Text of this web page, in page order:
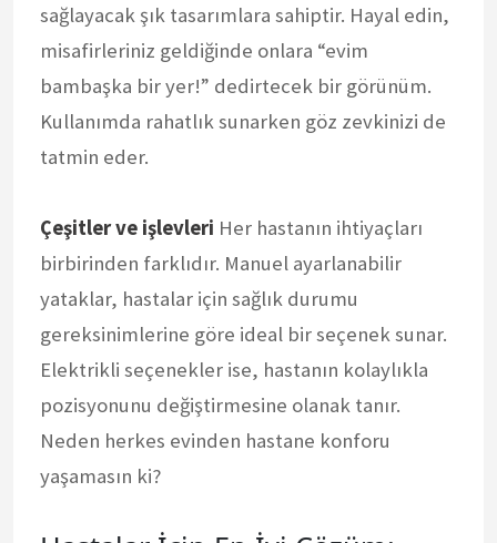
sağlayacak şık tasarımlara sahiptir. Hayal edin,
misafirleriniz geldiğinde onlara “evim
bambaşka bir yer!” dedirtecek bir görünüm.
Kullanımda rahatlık sunarken göz zevkinizi de
tatmin eder.
Çeşitler ve işlevleri Her hastanın ihtiyaçları
birbirinden farklıdır. Manuel ayarlanabilir
yataklar, hastalar için sağlık durumu
gereksinimlerine göre ideal bir seçenek sunar.
Elektrikli seçenekler ise, hastanın kolaylıkla
pozisyonunu değiştirmesine olanak tanır.
Neden herkes evinden hastane konforu
yaşamasın ki?